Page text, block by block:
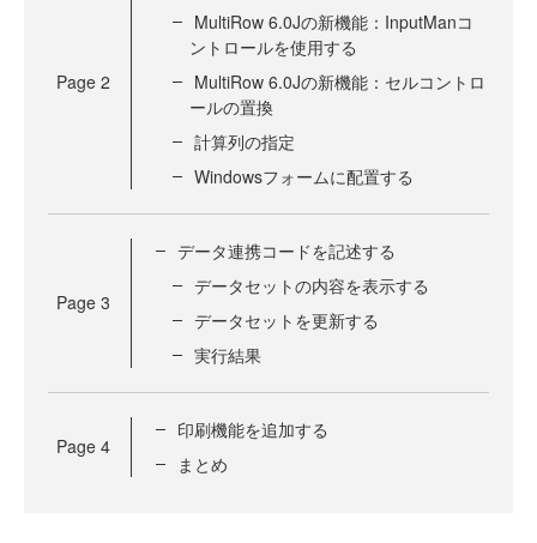
Page 2
MultiRow 6.0Jの新機能：InputManコ
ントロールを使用する
MultiRow 6.0Jの新機能：セルコントロ
ールの置換
計算列の指定
Windowsフォームに配置する
Page 3
データ連携コードを記述する
データセットの内容を表示する
データセットを更新する
実行結果
Page 4
印刷機能を追加する
まとめ